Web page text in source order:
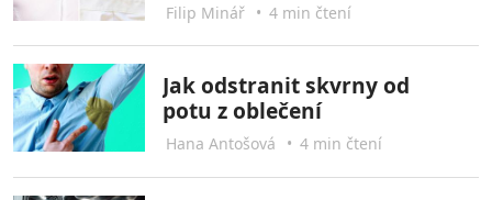
Filip Minář • 4 min čtení
Jak odstranit skvrny od
potu z oblečení
Hana Antošová • 4 min čtení